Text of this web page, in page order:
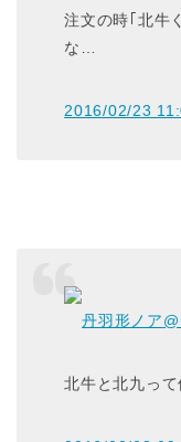
注文の時｢北牛
な…
2016/02/23
丹羽形ノア
北牛と北九っ